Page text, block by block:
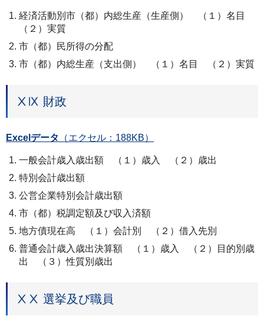
経済活動別市（都）内総生産（生産側） （１）名目
（２）実質
市（都）民所得の分配
市（都）内総生産（支出側） （１）名目 （２）実質
ⅩⅨ 財政
Excelデータ （エクセル：188KB）
一般会計歳入歳出額 （１）歳入 （２）歳出
特別会計歳出額
公営企業特別会計歳出額
市（都）税調定額及び収入済額
地方債現在高 （１）会計別 （２）借入先別
普通会計歳入歳出決算額 （１）歳入 （２）目的別歳
出 （３）性質別歳出
ⅩⅩ 選挙及び職員